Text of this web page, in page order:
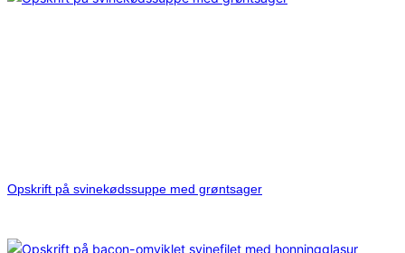
Opskrift på svinekødssuppe med grøntsager